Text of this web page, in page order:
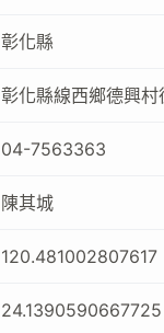
彰化縣
彰化縣線西鄉德興
04-7563363
陳其城
120.481002807617
24.1390590667725